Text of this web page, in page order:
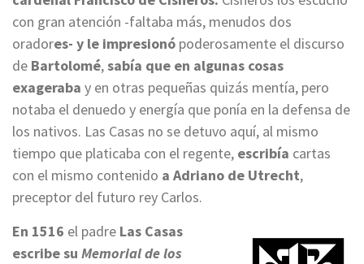
con gran atención -faltaba más, menudos dos
oradores- y le impresionó poderosamente el discurso
de Bartolomé,sabía que en algunas cosas
exageraba y en otras pequeñas quizás mentía, pero
notaba el denuedo y energía que ponía en la defensa de
los nativos. Las Casas no se detuvo aquí, al mismo
tiempo que platicaba con el regente, escribía cartas
con el mismo contenido a Adriano de Utrecht,
preceptor del futuro rey Carlos.
En 1516 el padre Las Casas
escribe su Memorial de los